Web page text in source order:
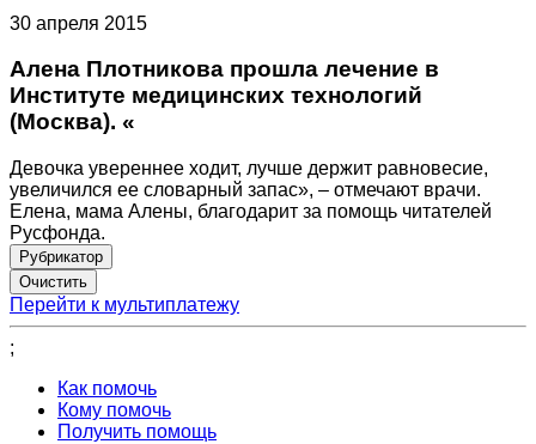
30 апреля 2015
Алена Плотникова прошла лечение в
Институте медицинских технологий
(Москва). «
Девочка увереннее ходит, лучше держит равновесие,
увеличился ее словарный запас», – отмечают врачи.
Елена, мама Алены, благодарит за помощь читателей
Русфонда.
Рубрикатор
Перейти к мультиплатежу
;
Как помочь
Кому помочь
Получить помощь